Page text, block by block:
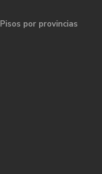
Pisos por provincias